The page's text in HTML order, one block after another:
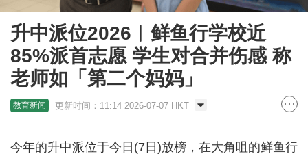
升中派位2026︱鲜鱼行学校近
85%派首志愿 学生对合并伤感 称
老师如「第二个妈妈」
教育新闻 更新时间：11:14 2026-07-07 HKT
今年的升中派位于今日(7日)放榜，在大角咀的鲜鱼行